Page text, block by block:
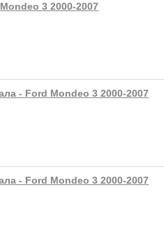
3 2000-2007
- Ford Mondeo 3 2000-2007
- Ford Mondeo 3 2000-2007